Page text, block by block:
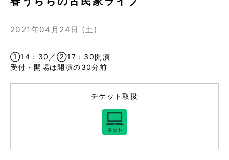
2021年04月24日 (土)
①14：30／②17：30開演
受付・開場は開演の30分前
チケット取扱